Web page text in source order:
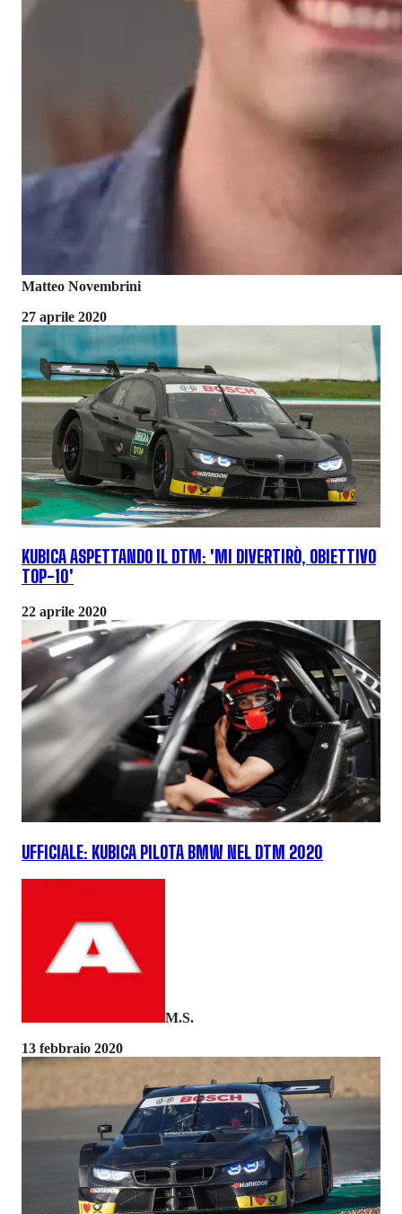
Matteo Novembrini
27 aprile 2020
KUBICA ASPETTANDO IL DTM: 'MI DIVERTIRÒ, OBIETTIVO
TOP-10'
22 aprile 2020
UFFICIALE: KUBICA PILOTA BMW NEL DTM 2020
M.S.
13 febbraio 2020